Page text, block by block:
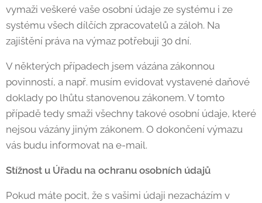
vymaži veškeré vaše osobní údaje ze systému i ze
systému všech dílčích zpracovatelů a záloh. Na
zajištění práva na výmaz potřebuji 30 dní.
V některých případech jsem vázána zákonnou
povinností, a např. musím evidovat vystavené daňové
doklady po lhůtu stanovenou zákonem. V tomto
případě tedy smaži všechny takové osobní údaje, které
nejsou vázány jiným zákonem. O dokončení výmazu
vás budu informovat na e-mail.
Stížnost u Úřadu na ochranu osobních údajů
Pokud máte pocit, že s vašimi údaji nezacházím v